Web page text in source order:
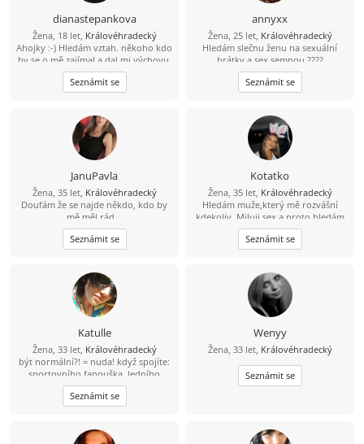
dianastepankova
Žena, 18 let, Královéhradecký
Ahojky :-) Hledám vztah. někoho kdo
by se o mě zajímal a dal mi výchovu,
jsem plachá ale když se mi chce tak
umím i poslouchat. Ráno si kreslím.
Ale často chytám záchvaty vzteku,
Potom se chci už jenom mazlit se
svým medvídkem. Mám ráda hloupé
přezdívky. Přijde mi to roztomilé.
Chci abys mi nějaké vymyslel/a.
Pokud chceš.
Seznámit se
annyxx
Žena, 25 let, Královéhradecký
Hledám slečnu ženu na sexuální
hrátky a sex semnou ????
Seznámit se
JanuPavla
Žena, 35 let, Královéhradecký
Doufám že se najde někdo, kdo by
mě měl rád...
Seznámit se
Kotatko
Žena, 35 let, Královéhradecký
Hledám muže,který mě rozvášní
kdekoliv. Miluji sex a proto hledám
pořádného chlapa,který mě udělá
vždy a všude !
Seznámit se
Katulle
Žena, 33 let, Královéhradecký
být normální?! = nuda! když spojíte:
sportovního fanouška, ledního
medvěda a equalizer. Přikořeníte
špetkou estrogenu a lehčí mentální
labilitou, dostanete mě :) hledám
stereotypu dnešní doby, jsou samy
Seznámit se
Wenyy
Žena, 33 let, Královéhradecký
Seznámit se